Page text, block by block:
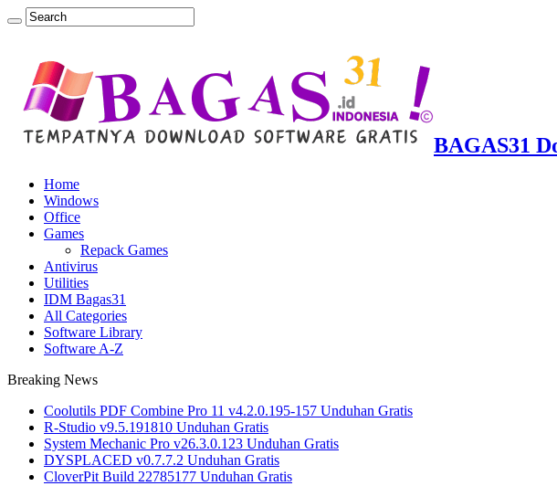
BAGAS31
Home
Windows
Office
Games
Repack Games
Antivirus
Utilities
IDM Bagas31
All Categories
Software Library
Software A-Z
Breaking News
Coolutils PDF Combine Pro 11 v4.2.0.195-157 Unduhan Gratis
R-Studio v9.5.191810 Unduhan Gratis
System Mechanic Pro v26.3.0.123 Unduhan Gratis
DYSPLACED v0.7.7.2 Unduhan Gratis
CloverPit Build 22785177 Unduhan Gratis